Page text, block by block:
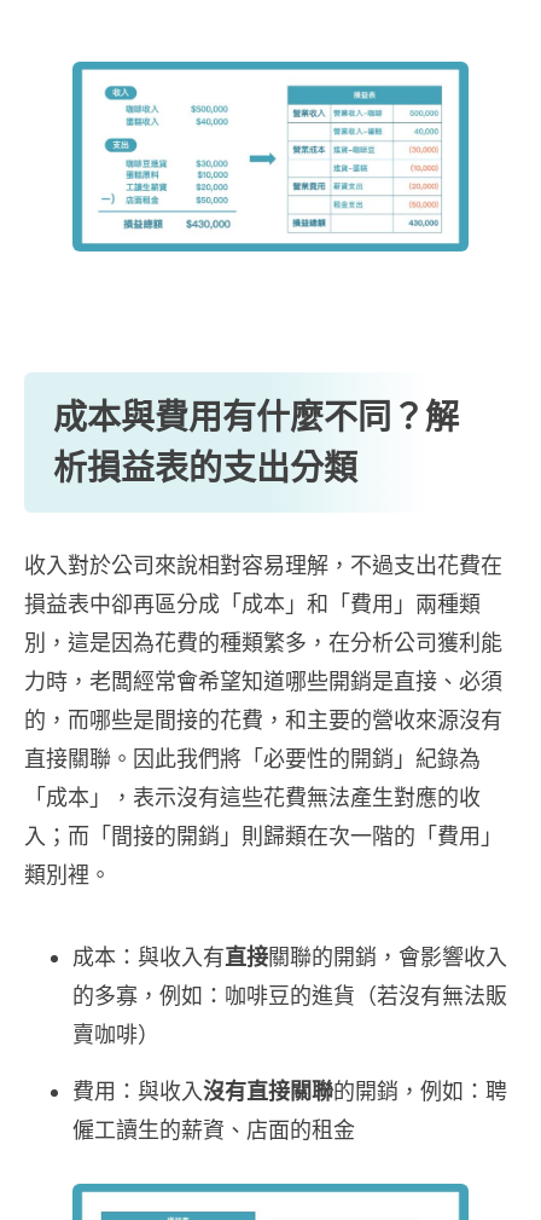
成本與費用有什麼不同？解
析損益表的支出分類
收入對於公司來說相對容易理解，不過支出花費在
損益表中卻再區分成「成本」和「費用」兩種類
別，這是因為花費的種類繁多，在分析公司獲利能
力時，老闆經常會希望知道哪些開銷是直接、必須
的，而哪些是間接的花費，和主要的營收來源沒有
直接關聯。因此我們將「必要性的開銷」紀錄為
「成本」，表示沒有這些花費無法產生對應的收
入；而「間接的開銷」則歸類在次一階的「費用」
類別裡。
成本：與收入有直接關聯的開銷，會影響收入
的多寡，例如：咖啡豆的進貨（若沒有無法販
賣咖啡）
費用：與收入沒有直接關聯的開銷，例如：聘
僱工讀生的薪資、店面的租金